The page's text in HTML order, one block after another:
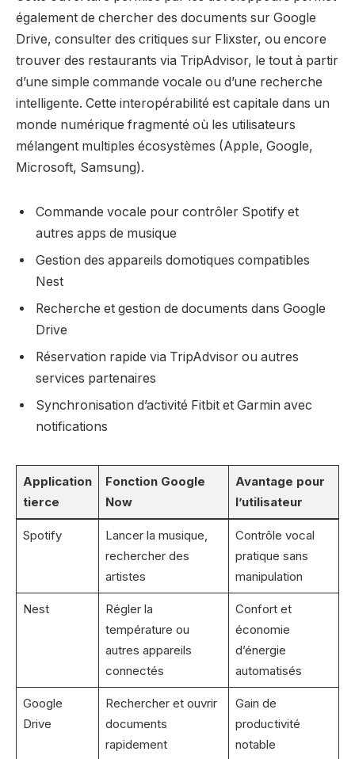
également de chercher des documents sur Google
Drive, consulter des critiques sur Flixster, ou encore
trouver des restaurants via TripAdvisor, le tout à partir
d’une simple commande vocale ou d’une recherche
intelligente. Cette interopérabilité est capitale dans un
monde numérique fragmenté où les utilisateurs
mélangent multiples écosystèmes (Apple, Google,
Microsoft, Samsung).
Commande vocale pour contrôler Spotify et
autres apps de musique
Gestion des appareils domotiques compatibles
Nest
Recherche et gestion de documents dans Google
Drive
Réservation rapide via TripAdvisor ou autres
services partenaires
Synchronisation d’activité Fitbit et Garmin avec
notifications
Application
tierce
Fonction Google
Now
Avantage pour
l’utilisateur
Spotify
Lancer la musique,
rechercher des
artistes
Contrôle vocal
pratique sans
manipulation
Nest
Régler la
température ou
autres appareils
connectés
Confort et
économie
d’énergie
automatisés
Google
Drive
Rechercher et ouvrir
documents
rapidement
Gain de
productivité
notable